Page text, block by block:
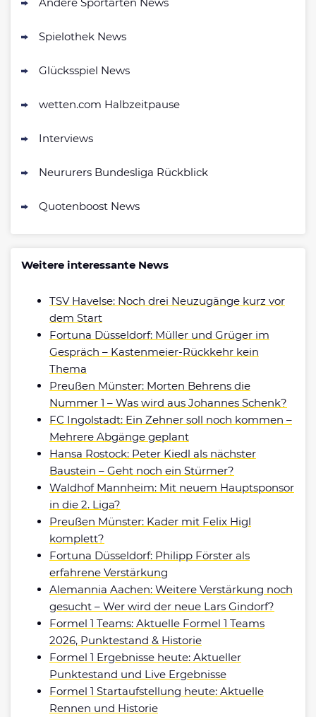
Spielothek News
Glücksspiel News
wetten.com Halbzeitpause
Interviews
Neururers Bundesliga Rückblick
Quotenboost News
Weitere interessante News
TSV Havelse: Noch drei Neuzugänge kurz vor
dem Start
Fortuna Düsseldorf: Müller und Grüger im
Gespräch – Kastenmeier-Rückkehr kein
Thema
Preußen Münster: Morten Behrens die
Nummer 1 – Was wird aus Johannes Schenk?
FC Ingolstadt: Ein Zehner soll noch kommen –
Mehrere Abgänge geplant
Hansa Rostock: Peter Kiedl als nächster
Baustein – Geht noch ein Stürmer?
Waldhof Mannheim: Mit neuem Hauptsponsor
in die 2. Liga?
Preußen Münster: Kader mit Felix Higl
komplett?
Fortuna Düsseldorf: Philipp Förster als
erfahrene Verstärkung
Alemannia Aachen: Weitere Verstärkung noch
gesucht – Wer wird der neue Lars Gindorf?
Formel 1 Teams: Aktuelle Formel 1 Teams
2026, Punktestand & Historie
Formel 1 Ergebnisse heute: Aktueller
Punktestand und Live Ergebnisse
Formel 1 Startaufstellung heute: Aktuelle
Rennen und Historie